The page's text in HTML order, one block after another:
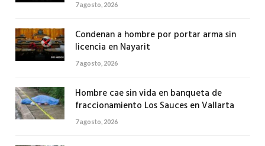
7 agosto, 2026
Condenan a hombre por portar arma sin
licencia en Nayarit
7 agosto, 2026
Hombre cae sin vida en banqueta de
fraccionamiento Los Sauces en Vallarta
7 agosto, 2026